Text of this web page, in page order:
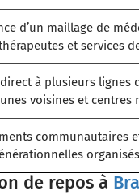
d’un maillage de
et services
à plusieurs lignes
voisines et centres
communautaires
de repos à